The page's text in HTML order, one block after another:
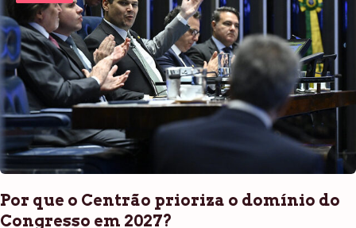
Por que o Centrão prioriza o domínio do
Congresso em 2027?